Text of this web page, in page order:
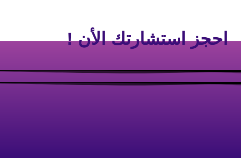
احجز استشارتك الأن !